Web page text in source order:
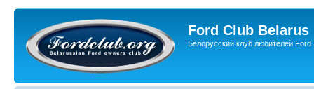
Ford Club Belarus
Белорусский клуб любителей Ford